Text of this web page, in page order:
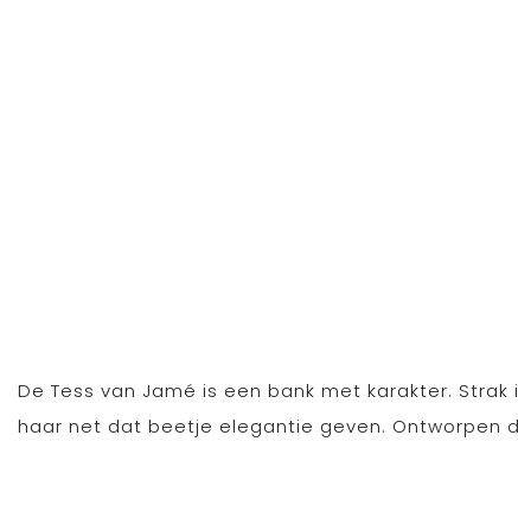
De Tess van Jamé is een bank met karakter.
haar net dat beetje elegantie geven. Ontworpen